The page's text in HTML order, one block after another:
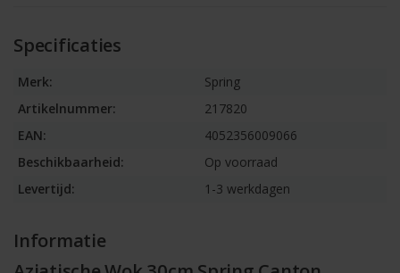
Specificaties
Merk:
Spring
Artikelnummer:
217820
EAN:
4052356009066
Beschikbaarheid:
Op voorraad
Levertijd:
1-3 werkdagen
Informatie